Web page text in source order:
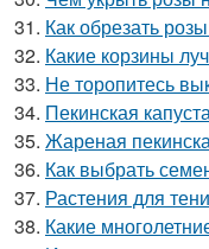
31. Как обрезать
32. Какие корзины
33. Не торопитесь
34. Пекинская
35. Жареная
36. Как выбрать
37. Растения для
38. Какие